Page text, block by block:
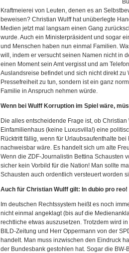
Kraftmeierei von Leuten, denen es an
beweisen? Christian Wulff hat unüberlegte
Medien jetzt mal langsam einen Gang
wurde. Auch ein Ministerpräsident und sogar
und Menschen haben nun einmal Familien.
will, indem er versucht seinen Namen nicht in
einen Moment sein Amt vergisst und am
Auslandsreise befindet und sich nicht direkt
Pressefreiheit zu tun, sondern ist ein ganz
Familie in Anspruch nehmen würde.
Wenn bei Wulff Korruption im Spiel wäre,
Die alles entscheidende Frage ist, ob
Einfamilienhaus (keine Luxusvilla!) eine
Rücktritt fällig, wenn für Urlaubsaufenthalte
nachweisbar wäre. Es handelt sich um alte
Wenn die ZDF-Journalistin Bettina Schausten
sicher kein Vorbild für die Nation! Man sollte
Schausten auch ordentlich versteuert worden
Auch für Christian Wulff gilt: In dubio pro reo!
Im deutschen Rechtssystem heißt es noch
nicht einmal angeklagt (bis auf die
rechtliche etwas auszusetzen. Trotzdem wird
BILD-Zeitung und Herr Oppermann von der
handelt. Man muss inzwischen den Eindruck
der Bundesbank gestohlen hat. Sogar die